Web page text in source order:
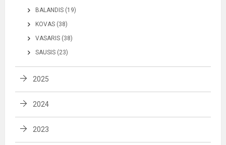
BALANDIS (19)
KOVAS (38)
VASARIS (38)
SAUSIS (23)
2025
2024
2023